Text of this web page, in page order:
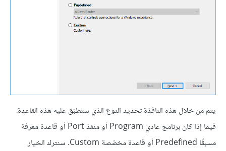
يتم من خلال هذه النافذة تحديد النوع الذي ستطبّق عليه هذه القاعدة.
فيما إذا كان برنامج عادي Program أو منفذ Port أو قاعدة معرفة
مسبقًا Predefined أو قاعدة مخصّصة Custom. سنترك الخيار